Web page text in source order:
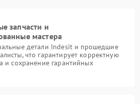
запчасти и
мастера
детали Indesit и прошедшие
что гарантирует корректную
и сохранение гарантийных